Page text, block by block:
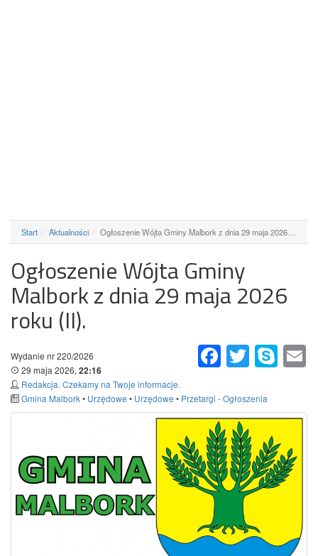
Start Aktualności Ogłoszenie Wójta Gminy Malbork z dnia 29 maja 2026…
Ogłoszenie Wójta Gminy
Malbork z dnia 29 maja 2026
roku (II).
FacebookTwitter Skype
Wydanie nr 220/2026
29 maja 2026, 22:16
Redakcja. Czekamy na Twoje informacje.
Gmina Malbork• Urzędowe • Urzędowe • Przetargi - Ogłoszenia